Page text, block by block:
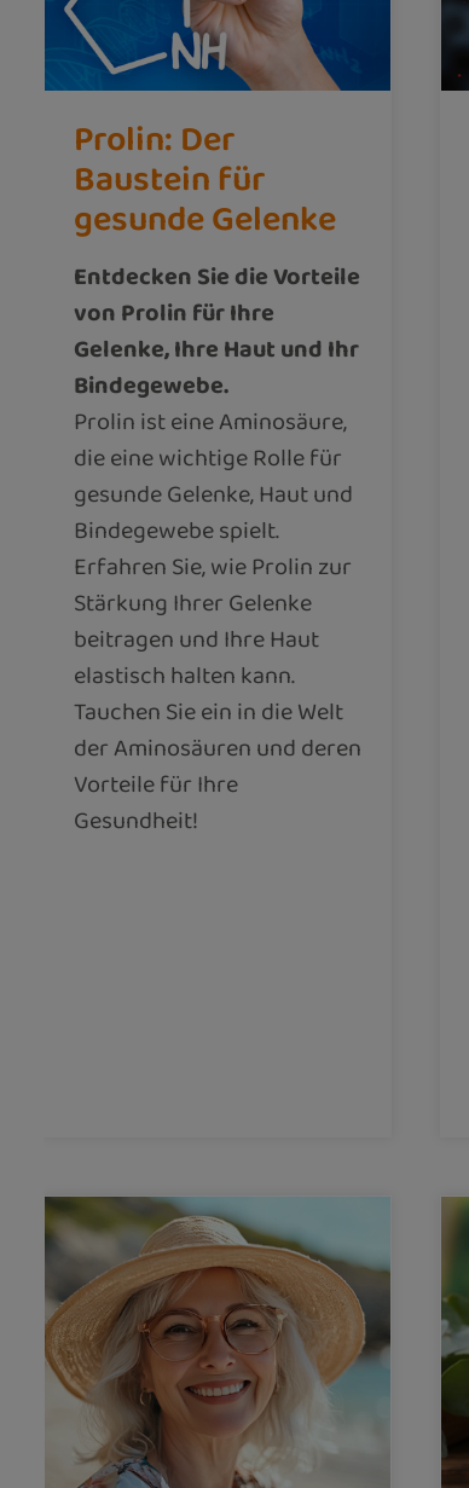
Prolin: Der
Baustein für
gesunde Gelenke
Entdecken Sie die Vorteile
von Prolin für Ihre
Gelenke, Ihre Haut und Ihr
Bindegewebe.
Prolin ist eine Aminosäure,
die eine wichtige Rolle für
gesunde Gelenke, Haut und
Bindegewebe spielt.
Erfahren Sie, wie Prolin zur
Stärkung Ihrer Gelenke
beitragen und Ihre Haut
elastisch halten kann.
Tauchen Sie ein in die Welt
der Aminosäuren und deren
Vorteile für Ihre
Gesundheit!